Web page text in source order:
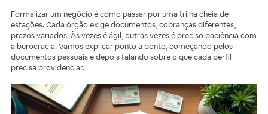
Formalizar um negócio é como passar por uma trilha cheia de
estações. Cada órgão exige documentos, cobranças diferentes,
prazos variados. Às vezes é ágil, outras vezes é preciso paciência com
a burocracia. Vamos explicar ponto a ponto, começando pelos
documentos pessoais e depois falando sobre o que cada perfil
precisa providenciar.